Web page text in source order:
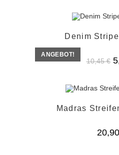
ANGEBOT!
Denim
10,45€
Madras
20,90